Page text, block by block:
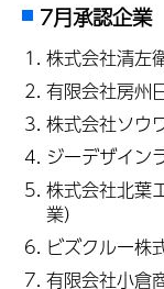
7月承認企業
株式会社清左
有限会社房州
株式会社ソウ
ジーデザイン
株式会社北葉
業）
ビズクルー株
有限会社小倉